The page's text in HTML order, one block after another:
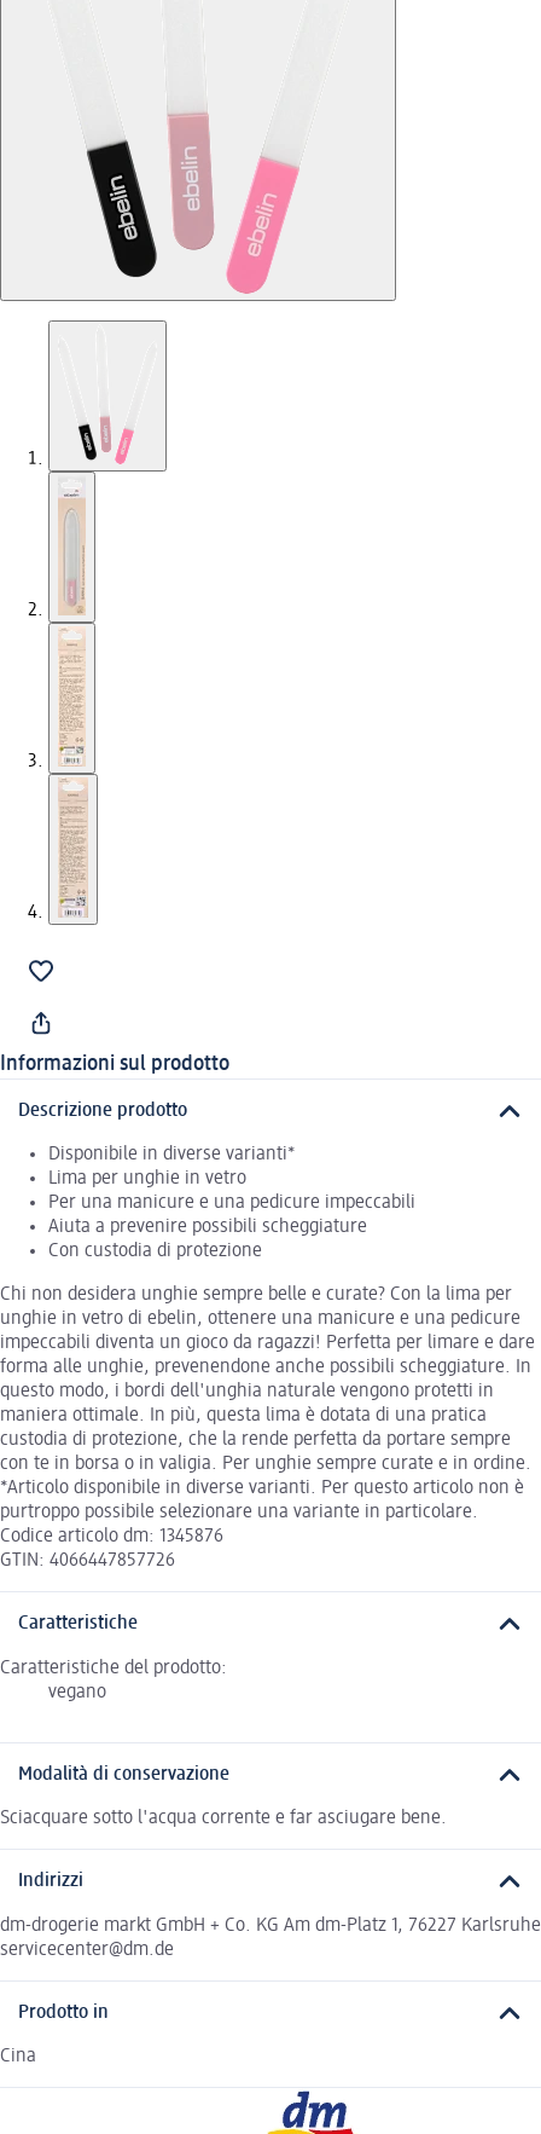
Informazioni sul prodotto
Descrizione prodotto
Disponibile in diverse varianti*
Lima per unghie in vetro
Per una manicure e una pedicure impeccabili
Aiuta a prevenire possibili scheggiature
Con custodia di protezione
Chi non desidera unghie sempre belle e curate? Con la lima per
unghie in vetro di ebelin, ottenere una manicure e una pedicure
impeccabili diventa un gioco da ragazzi! Perfetta per limare e dare
forma alle unghie, prevenendone anche possibili scheggiature. In
questo modo, i bordi dell'unghia naturale vengono protetti in
maniera ottimale. In più, questa lima è dotata di una pratica
custodia di protezione, che la rende perfetta da portare sempre
con te in borsa o in valigia. Per unghie sempre curate e in ordine.
*Articolo disponibile in diverse varianti. Per questo articolo non è
purtroppo possibile selezionare una variante in particolare.
Codice articolo dm: 1345876
GTIN: 4066447857726
Caratteristiche
Caratteristiche del prodotto:
vegano
Modalità di conservazione
Sciacquare sotto l'acqua corrente e far asciugare bene.
Indirizzi
dm-drogerie markt GmbH + Co. KG Am dm-Platz 1, 76227 Karlsruhe
servicecenter@dm.de
Prodotto in
Cina